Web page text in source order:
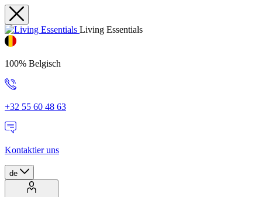
Living Essentials
100% Belgisch
+32 55 60 48 63
Kontaktier uns
de